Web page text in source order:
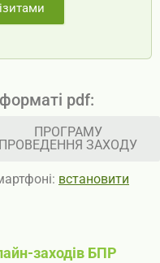
pdf:
ПРОГРАМУ
ПРОВЕДЕННЯ ЗАХОДУ
встановити
заходів БПР